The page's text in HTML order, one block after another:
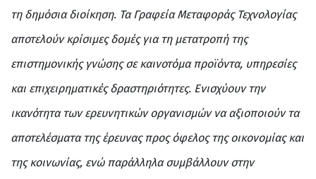
τη δημόσια διοίκηση. Τα Γραφεία Μεταφοράς Τεχνολογίας
αποτελούν κρίσιμες δομές για τη μετατροπή της
επιστημονικής γνώσης σε καινοτόμα προϊόντα, υπηρεσίες
και επιχειρηματικές δραστηριότητες. Ενισχύουν την
ικανότητα των ερευνητικών οργανισμών να αξιοποιούν τα
αποτελέσματα της έρευνας προς όφελος της οικονομίας και
της κοινωνίας, ενώ παράλληλα συμβάλλουν στην